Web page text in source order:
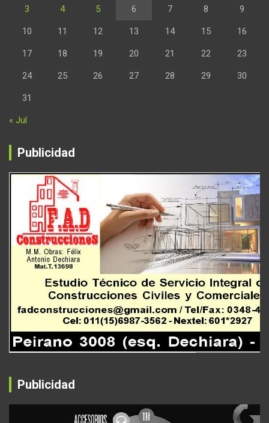
3 4 5 6 7 8 9
10 11 12 13 14 15 16
17 18 19 20 21 22 23
24 25 26 27 28 29 30
31
« Jul
Publicidad
Publicidad